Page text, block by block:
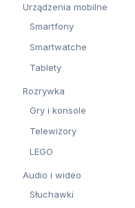
Urządzenia mobilne
Smartfony
Smartwatche
Tablety
Rozrywka
Gry i konsole
Telewizory
LEGO
Audio i wideo
Słuchawki